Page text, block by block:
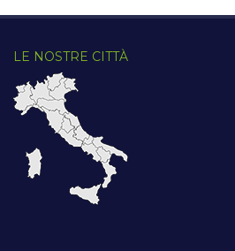
LE NOSTRE CITTÀ